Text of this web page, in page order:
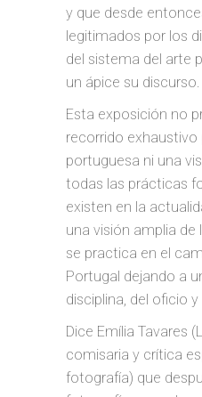
y que desde
legitimados por los
del sistema del arte
un ápice su discurso.
Esta exposición no
recorrido
portuguesa ni una
todas las prácticas
existen en la
una visión amplia
se practica en el
Portugal dejando a
disciplina, del oficio
Dice Emília Tavares
comisaria y crítica
fotografía) que